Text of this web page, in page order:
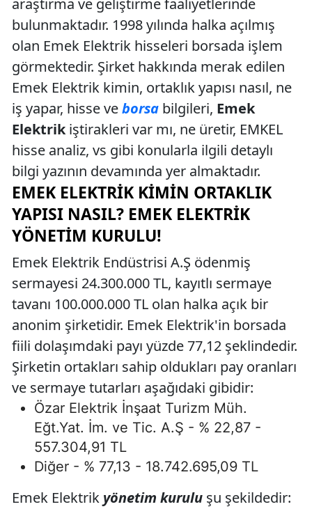
araştırma ve geliştirme faaliyetlerinde
bulunmaktadır. 1998 yılında halka açılmış
olan Emek Elektrik hisseleri borsada işlem
görmektedir. Şirket hakkında merak edilen
Emek Elektrik kimin, ortaklık yapısı nasıl, ne
iş yapar, hisse veborsa bilgileri, Emek
Elektrikiştirakleri var mı, ne üretir, EMKEL
hisse analiz, vs gibi konularla ilgili detaylı
bilgi yazının devamında yer almaktadır.
EMEK ELEKTRIK KIMIN ORTAKLIK
YAPISI NASIL? EMEK ELEKTRIK
YÖNETIM KURULU!
Emek Elektrik Endüstrisi A.Ş ödenmiş
sermayesi 24.300.000 TL, kayıtlı sermaye
tavanı 100.000.000 TL olan halka açık bir
anonim şirketidir. Emek Elektrik'in borsada
fiili dolaşımdaki payı yüzde 77,12 şeklindedir.
Şirketin ortakları sahip oldukları pay oranları
ve sermaye tutarları aşağıdaki gibidir:
Özar Elektrik İnşaat Turizm Müh.
Eğt.Yat. İm. ve Tic. A.Ş - % 22,87 -
557.304,91 TL
Diğer - % 77,13 - 18.742.695,09 TL
Emek Elektrik yönetim kurulu şu şekildedir: